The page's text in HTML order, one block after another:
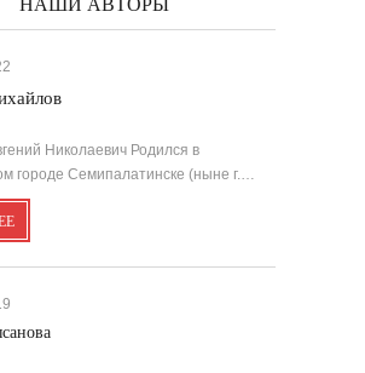
НАШИ АВТОРЫ
Николаевич Родился в
городе Семипалатинске (ныне г.…